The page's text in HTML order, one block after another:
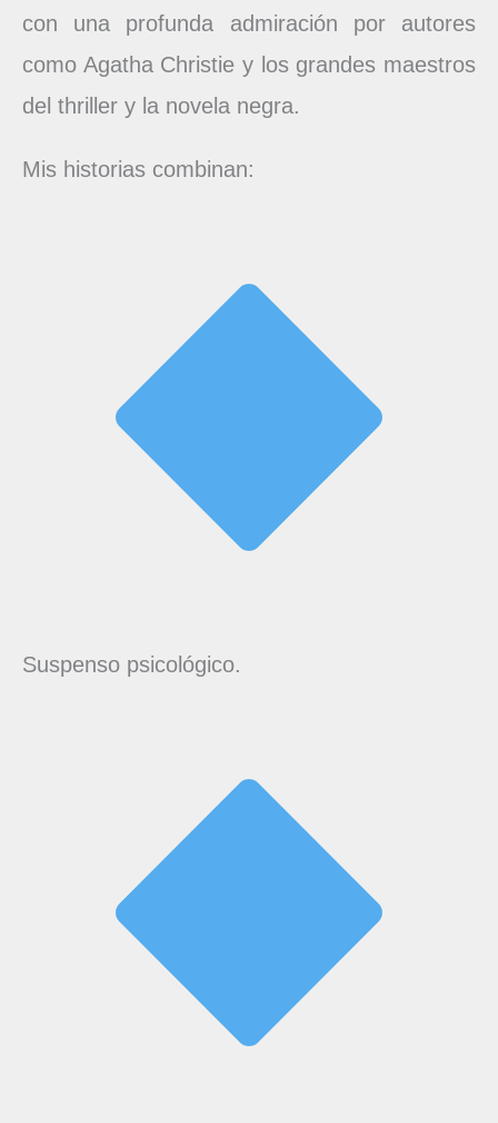
con una profunda admiración por autores
como Agatha Christie y los grandes maestros
del thriller y la novela negra.
Mis historias combinan:
Suspenso psicológico.